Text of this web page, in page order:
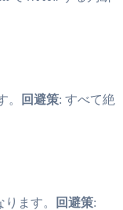
。 回避策: すべて絶
ます。 回避策: